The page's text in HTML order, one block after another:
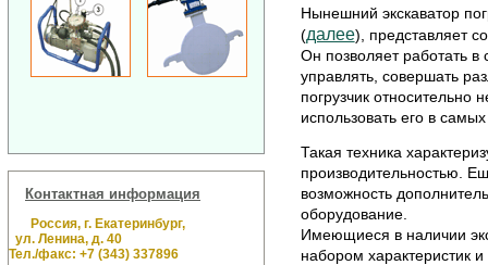
Контактная информация
Россия, г. Екатеринбург,
ул. Ленина, д. 40
Тел./факс: +7 (343) 337896
Нынешний экскаватор
(далее), представляет
Он позволяет работать
управлять, совершать
погрузчик относительно
использовать его в
Такая техника
производительностью.
возможность
оборудование.
Имеющиеся в наличии
набором характеристик